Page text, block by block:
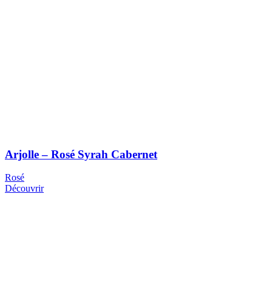
Arjolle – Rosé Syrah Cabernet
Rosé
Découvrir